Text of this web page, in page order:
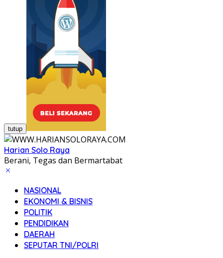
tutup
Harian Solo Raya
Berani, Tegas dan Bermartabat
NASIONAL
EKONOMI & BISNIS
POLITIK
PENDIDIKAN
DAERAH
SEPUTAR TNI/POLRI